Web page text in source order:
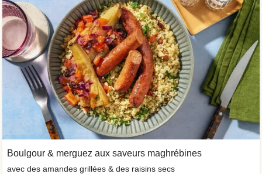
Boulgour & merguez aux saveurs maghrébines
avec des amandes grillées & des raisins secs